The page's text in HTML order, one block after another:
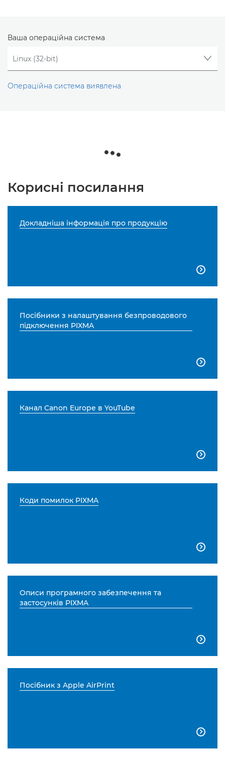
Ваша операційна система
Операційна система виявлена
Корисні посилання
Докладніша інформація про продукцію

Посібники з налаштування безпроводового
підключення PIXMA

Канал Canon Europe в YouTube

Коди помилок PIXMA

Описи програмного забезпечення та
застосунків PIXMA

Посібник з Apple AirPrint
